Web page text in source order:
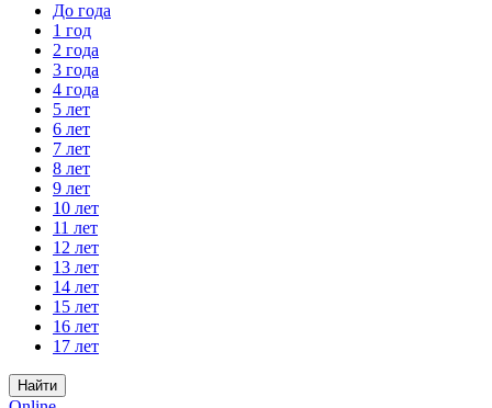
До года
1 год
2 года
3 года
4 года
5 лет
6 лет
7 лет
8 лет
9 лет
10 лет
11 лет
12 лет
13 лет
14 лет
15 лет
16 лет
17 лет
Найти